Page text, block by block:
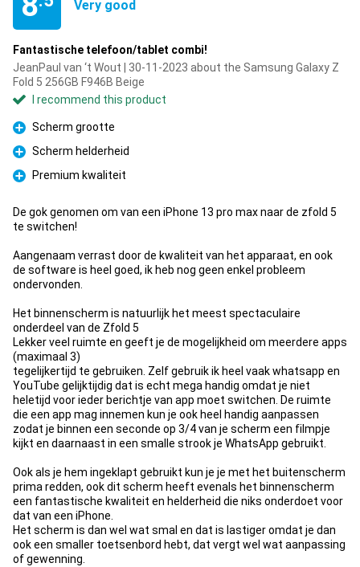
Very good
Fantastische telefoon/tablet combi!
JeanPaul van ‘t Wout | 30-11-2023 about the Samsung Galaxy Z
Fold 5 256GB F946B Beige
I recommend this product
Pro
Scherm grootte
Pro
Scherm helderheid
Pro
Premium kwaliteit
De gok genomen om van een iPhone 13 pro max naar de zfold 5
te switchen!
Aangenaam verrast door de kwaliteit van het apparaat, en ook
de software is heel goed, ik heb nog geen enkel probleem
ondervonden.
Het binnenscherm is natuurlijk het meest spectaculaire
onderdeel van de Zfold 5
Lekker veel ruimte en geeft je de mogelijkheid om meerdere apps
(maximaal 3)
tegelijkertijd te gebruiken. Zelf gebruik ik heel vaak whatsapp en
YouTube gelijktijdig dat is echt mega handig omdat je niet
heletijd voor ieder berichtje van app moet switchen. De ruimte
die een app mag innemen kun je ook heel handig aanpassen
zodat je binnen een seconde op 3/4 van je scherm een filmpje
kijkt en daarnaast in een smalle strook je WhatsApp gebruikt.
Ook als je hem ingeklapt gebruikt kun je je met het buitenscherm
prima redden, ook dit scherm heeft evenals het binnenscherm
een fantastische kwaliteit en helderheid die niks onderdoet voor
dat van een iPhone.
Het scherm is dan wel wat smal en dat is lastiger omdat je dan
ook een smaller toetsenbord hebt, dat vergt wel wat aanpassing
of gewenning.